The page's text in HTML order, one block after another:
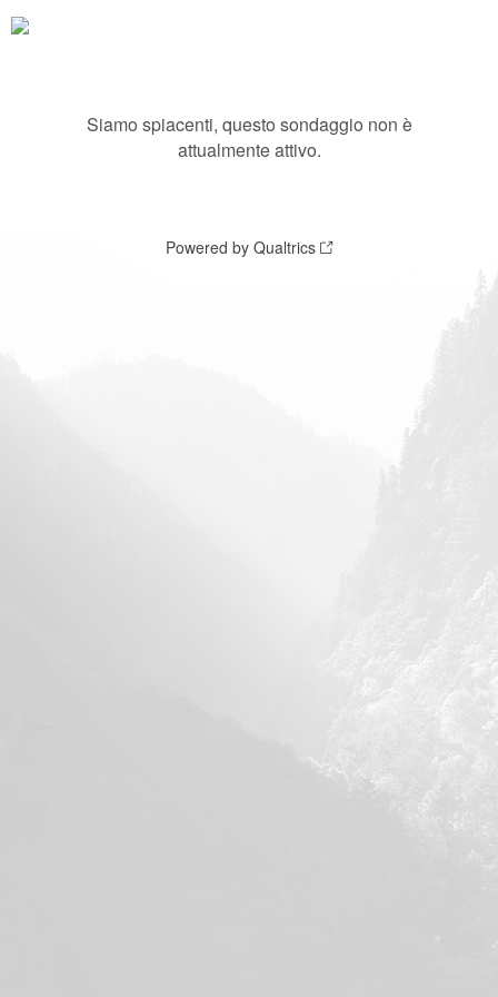
Siamo spiacenti, questo sondaggio non è
attualmente attivo.
Powered by Qualtrics